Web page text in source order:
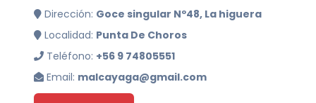
Dirección: Goce singular Nº48, La higuera
Localidad: Punta De Choros
Teléfono: +56 9 74805551
Email: malcayaga@gmail.com